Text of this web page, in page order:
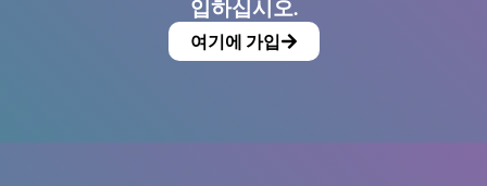
입하십시오.
여기에 가입